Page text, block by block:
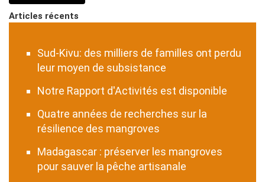
Articles récents
Sud-Kivu: des milliers de familles ont perdu
leur moyen de subsistance
Notre Rapport d'Activités est disponible
Quatre années de recherches sur la
résilience des mangroves
Madagascar : préserver les mangroves
pour sauver la pêche artisanale